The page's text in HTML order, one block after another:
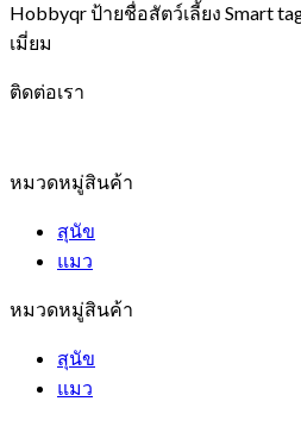
Hobbyqr ป้ายชื่อสัตว์เลี้ยง Smart
เมี่ยม
ติดต่อเรา
หมวดหมู่สินค้า
สุนัข
แมว
หมวดหมู่สินค้า
สุนัข
แมว